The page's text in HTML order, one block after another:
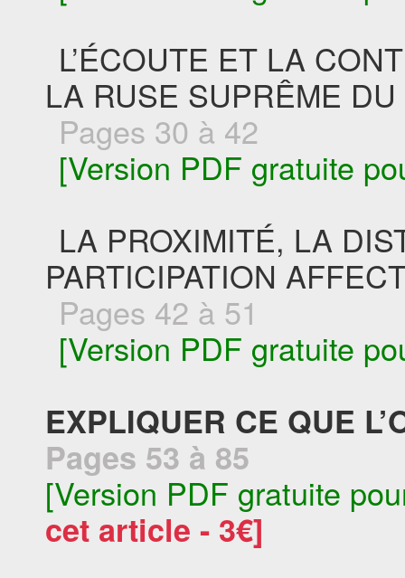
L’ÉCOUTE ET LA
LA RUSE SUPRÊME
Pages 30 à 42
[Version PDF gratuite
LA PROXIMITÉ, LA
PARTICIPATION
Pages 42 à 51
[Version PDF gratuite
EXPLIQUER CE QUE
Pages 53 à 85
[Version PDF gratuite
cet article - 3€]